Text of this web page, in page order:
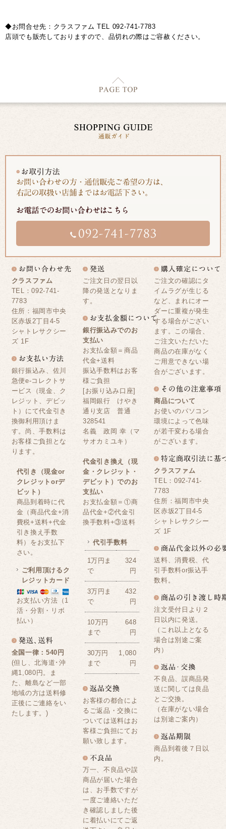
◆お問合せ先：クラスファム TEL 092-741-7783
店頭でも販売しておりますので、品切れの際はご容赦ください。
クラスファム
TEL：092-741-
7783
住所：福岡市中央
区赤坂2丁目4-5
シャトレサクシー
ズ 1F
銀行振込み、佐川
急便e-コレクトサ
ービス（現金、ク
レジット、デビッ
ト）にて代金引き
換御利用頂けま
す。尚、手数料は
お客様ご負担とな
ります。
代引き（現金or
クレジットorデ
ビット）
商品到着時に代
金（商品代金+消
費税+送料+代金
引き換え手数
料）をお支払下
さい。
ご利用頂けるク
レジットカード
お支払い方法（1
活・分割・リボ
払い）
全国一律：540円
(但し、北海道･沖
縄1,080円。ま
た、離島など一部
地域の方は送料修
正後にご連絡をい
たします。)
ご注文日の翌日以
降の発送となりま
す。
銀行振込みでのお
支払い
お支払金額＝商品
代金+送料
振込手数料はお客
様ご負担
[お振り込み口座]
福岡銀行 けやき
通り支店 普通
328541
名義 政岡 幸（マ
サオカミユキ）
代金引き換え（現
金・クレジット・
デビット）でのお
支払い
お支払金額＝①商
品代金+②代金引
換手数料+③送料
代引手数料
1万円ま
で
324
円
3万円ま
で
432
円
10万円
まで
648
円
30万円
まで
1,080
円
お客様の都合によ
るご返品・交換に
ついては送料はお
客様ご負担にてお
願い致します。
万一、不良品や誤
商品が届いた場合
は、お手数ですが
一度ご連絡いただ
き確認しました後
に着払いにてご返
ご注文の確認にタ
イムラグが生じる
など、まれにオー
ダーに重複が発生
する場合がござい
ます。この場合、
ご注文いただいた
商品の在庫がなく
ご用意できない場
合がございます。
商品について
お使いのパソコン
環境によって色味
が若干変わる場合
がございます。
クラスファム
TEL：092-741-
7783
住所：福岡市中央
区赤坂2丁目4-5
シャトレサクシー
ズ 1F
送料、消費税、代
引手数料or振込手
数料。
注文受付日より２
日以内に発送。
（これ以上となる
場合は別途ご案
内）
不良品、誤商品発
送に関しては良品
とご交換。
（在庫がない場合
は別途ご案内）
商品到着後７日以
内。